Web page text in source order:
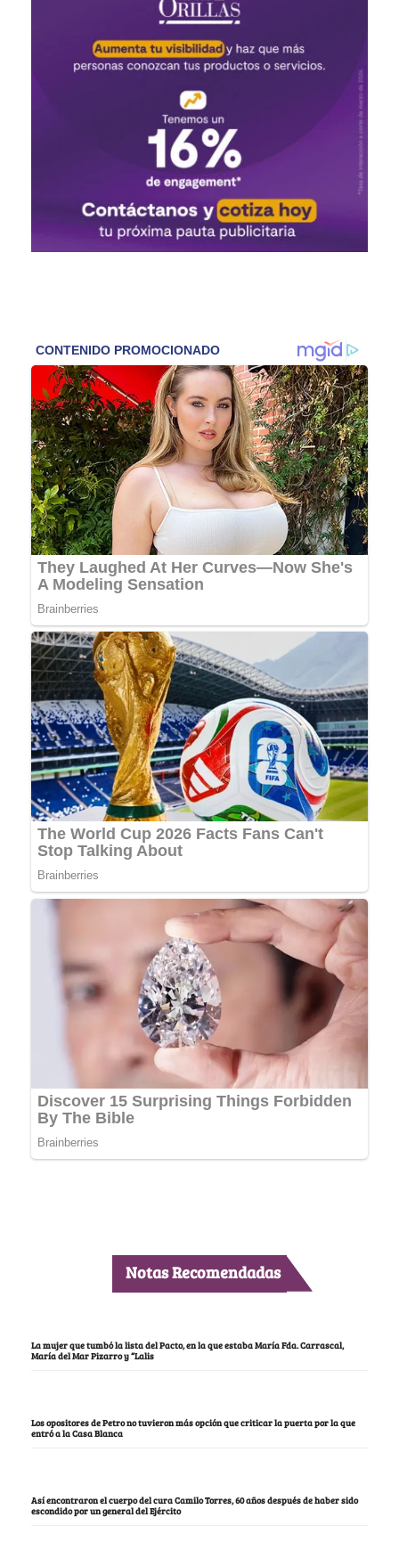
Notas Recomendadas
La mujer que tumbó la lista del Pacto, en la que estaba María Fda. Carrascal,
María del Mar Pizarro y “Lalis
Los opositores de Petro no tuvieron más opción que criticar la puerta por la que
entró a la Casa Blanca
Así encontraron el cuerpo del cura Camilo Torres, 60 años después de haber sido
escondido por un general del Ejército